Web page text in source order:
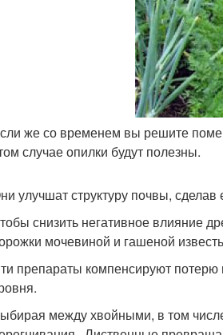
же со временем вы решите
случае опилки будут полезны.
улучшат структуру почвы,
снизить негативное влияние
мочевиной и гашеной
препараты компенсируют потерю
между хвойными, в том